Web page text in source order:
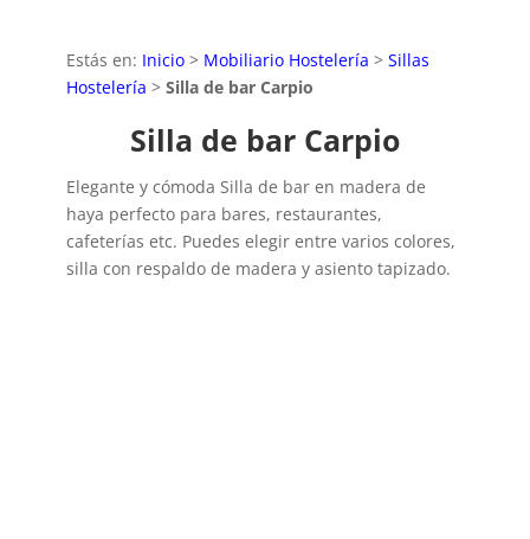
Estás en: Inicio> Mobiliario Hostelería > Sillas
Hostelería > Silla de bar Carpio
Silla de bar Carpio
Elegante y cómoda Silla de bar en madera de
haya perfecto para bares, restaurantes,
cafeterías etc. Puedes elegir entre varios colores,
silla con respaldo de madera y asiento tapizado.